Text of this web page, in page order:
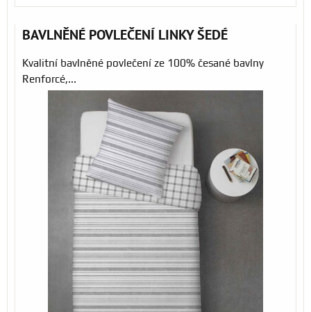
BAVLNĚNÉ POVLEČENÍ LINKY ŠEDÉ
Kvalitní bavlněné povlečení ze 100% česané bavlny
Renforcé,...